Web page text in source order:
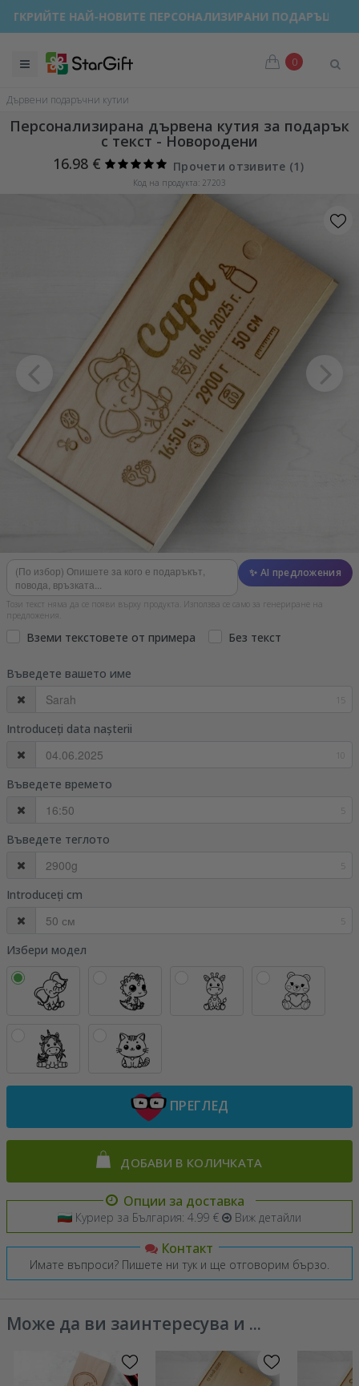
НАЙ-НОВИТЕ ПЕРСОНАЛИЗИРАНИ ПОДАРЪЦИ!
0
Дървени подаръчни кутии
Персонализирана дървена кутия за подарък
с текст - Новородени
16.98 €
Прочети отзивите (1)
Код на продукта: 27203
✨ AI предложения
Този текст няма да се появи върху продукта. Използва се само за генериране на
предложения.
Вземи текстовете от примера Без текст
Въведете вашето име
15
Introduceți data nașterii
10
Въведете времето
Въведете теглото
Introduceți cm
Избери модел
ПРЕГЛЕД
ДОБАВИ В КОЛИЧКАТА
Опции за доставка
Куриер за България: 4.99 € Виж детайли
Контакт
Имате въпроси? Пишете ни тук и ще отговорим бързо.
Може да ви заинтересува и ...